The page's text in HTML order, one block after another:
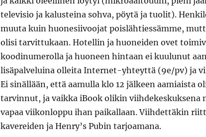
televisio ja kalusteina sohva, pöytä ja tuolit).
muuta kuin huonesiivoojat poislähtiessämme,
olisi tarvittukaan. Hotellin ja huoneiden ovet
koodinumerolla ja huoneen hintaan ei kuulunut
lisäpalveluina olleita Internet-yhteyttä (9e/pv) ja
Ei sinällään, että aamulla klo 12 jälkeen aamiaista
tarvinnut, ja vaikka iBook olikin viihdekeskuksena
vapaa viikonloppu ihan paikallaan. Viihdettäkin
kavereiden ja Henry’s Pubin tarjoamana.